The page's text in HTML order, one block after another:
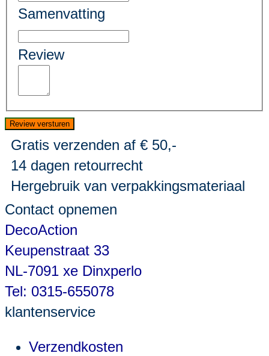
Samenvatting
Review
Review versturen
Gratis verzenden af € 50,-
14 dagen retourrecht
Hergebruik van verpakkingsmateriaal
Contact opnemen
DecoAction
Keupenstraat 33
NL-7091 xe Dinxperlo
Tel: 0315-655078
klantenservice
Verzendkosten